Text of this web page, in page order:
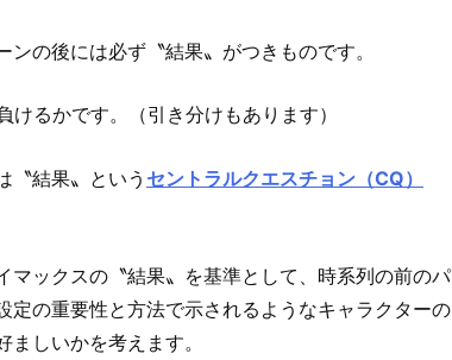
の後には必ず〝結果〟がつきものです。
るかです。（引き分けもあります）
〝結果〟という セントラルクエスチョン（CQ）
マックスの〝結果〟を基準として、時系列の前のパ
定の重要性と方法で示されるようなキャラクターの
しいかを考えます。